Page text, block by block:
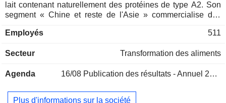
lait contenant naturellement des protéines de type A2. Son
segment « Chine et reste de l'Asie » commercialise des
chinoises et anglaises, du lait en poudre nature et enrichi,
magasins physiques ainsi que par le biais de canaux de
segment Australie et Nouvelle-Zélande comprend la vente
de laits en poudre nature et enrichis destinés aux enfants,
Employés 511
Secteur Transformation des aliments
Agenda 16/08 Publication des résultats - Annuel 2026
Plus d'informations sur la société